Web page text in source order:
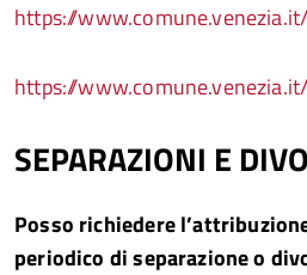
https://
https://
SEPARAZIONI E
Posso richiedere
periodico di separazione o